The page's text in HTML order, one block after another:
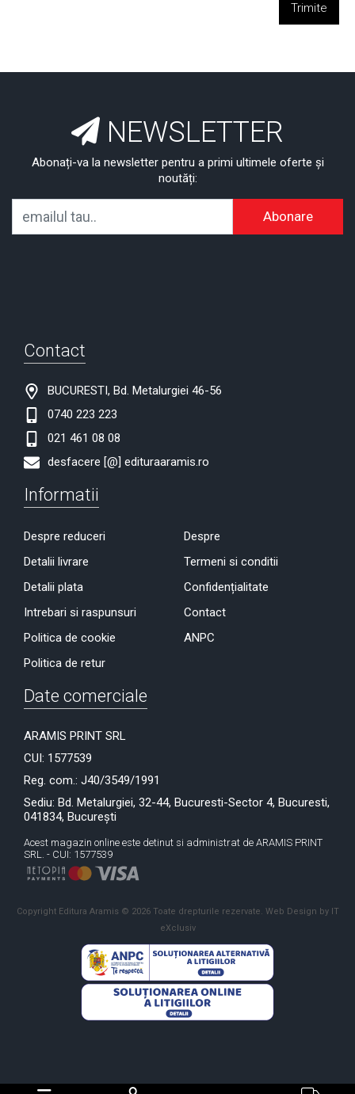
Trimite
NEWSLETTER
Abonați-va la newsletter pentru a primi ultimele oferte și
noutăți:
Abonare
Contact
BUCURESTI, Bd. Metalurgiei 46-56
0740 223 223
021 461 08 08
desfacere [@] edituraaramis.ro
Informatii
Despre reduceri
Detalii livrare
Detalii plata
Intrebari si raspunsuri
Politica de cookie
Politica de retur
Despre
Termeni si conditii
Confidențialitate
Contact
ANPC
Date comerciale
ARAMIS PRINT SRL
CUI: 1577539
Reg. com.: J40/3549/1991
Sediu: Bd. Metalurgiei, 32-44, Bucuresti-Sector 4, Bucuresti,
041834, București
Acest magazin online este detinut si administrat de ARAMIS PRINT
SRL. - CUI: 1577539
Copyright Editura Aramis © 2026 Toate drepturile rezervate. Web Design by IT
eXclusiv